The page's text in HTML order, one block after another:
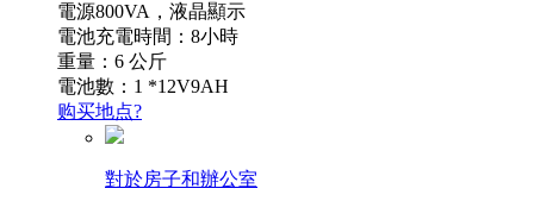
電源800VA，液晶顯示
電池充電時間：8小時
重量：6 公斤
電池數：1 *12V9AH
购买地点?
對於房子和辦公室